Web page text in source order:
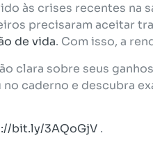
às crises recentes na
precisaram aceitar
de vida. Com isso, a
clara sobre seus
caderno e descubra
bit.ly/3AQoGjV .